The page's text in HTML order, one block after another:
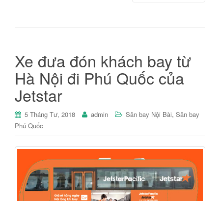
Xe đưa đón khách bay từ
Hà Nội đi Phú Quốc của
Jetstar
5 Tháng Tư, 2018 admin Sân bay Nội Bài, Sân bay
Phú Quốc